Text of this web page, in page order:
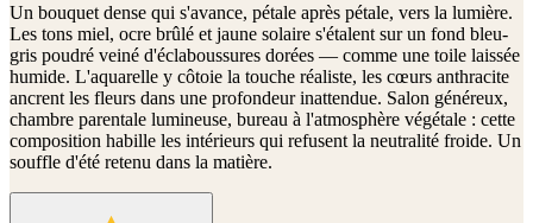
Un bouquet dense qui s'avance, pétale après pétale, vers la lumière.
Les tons miel, ocre brûlé et jaune solaire s'étalent sur un fond bleu-
gris poudré veiné d'éclaboussures dorées — comme une toile laissée
humide. L'aquarelle y côtoie la touche réaliste, les cœurs anthracite
ancrent les fleurs dans une profondeur inattendue. Salon généreux,
chambre parentale lumineuse, bureau à l'atmosphère végétale : cette
composition habille les intérieurs qui refusent la neutralité froide. Un
souffle d'été retenu dans la matière.